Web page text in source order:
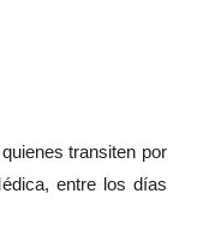
transiten por
entre los días